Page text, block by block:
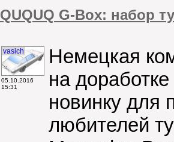
QUQUQ G-Box: набор
vasich
05.10.2016
15:31
Немецкая
на
новинку для
любителей